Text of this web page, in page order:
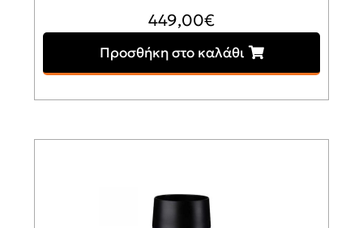
449,00€
Προσθήκη στο καλάθι